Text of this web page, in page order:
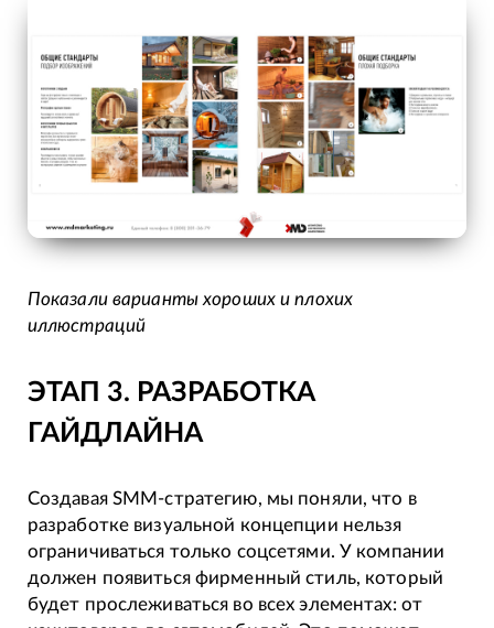
Показали варианты хороших и плохих
иллюстраций
ЭТАП 3. РАЗРАБОТКА
ГАЙДЛАЙНА
Создавая SMM-стратегию, мы поняли, что в
разработке визуальной концепции нельзя
ограничиваться только соцсетями. У компании
должен появиться фирменный стиль, который
будет прослеживаться во всех элементах: от